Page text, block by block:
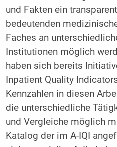
und Fakten ein
bedeutenden
Faches an
Institutionen möglich
haben sich bereits
Inpatient Quality
Kennzahlen in diesen
die unterschiedliche
und Vergleiche möglich
Katalog der im A-IQI